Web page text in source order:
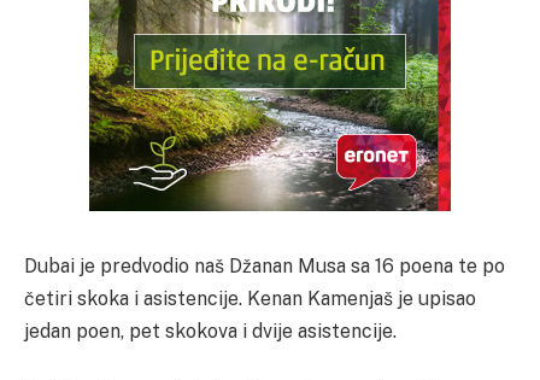
Dubai je predvodio naš Džanan Musa sa 16 poena te po
četiri skoka i asistencije. Kenan Kamenjaš je upisao
jedan poen, pet skokova i dvije asistencije.